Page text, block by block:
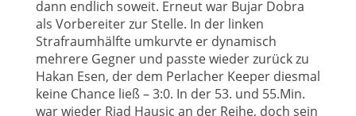
dann endlich soweit. Erneut war Bujar Dobra
als Vorbereiter zur Stelle. In der linken
Strafraumhälfte umkurvte er dynamisch
mehrere Gegner und passte wieder zurück zu
Hakan Esen, der dem Perlacher Keeper diesmal
keine Chance ließ – 3:0. In der 53. und 55.Min.
war wieder Riad Hausic an der Reihe, doch sein